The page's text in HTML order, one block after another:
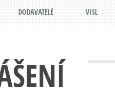
DODAVATELÉ VISL